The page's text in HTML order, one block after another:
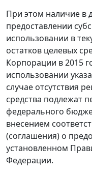
При этом наличие в
предоставлении
использовании в
остатков целевых
Корпорации в 2015
использовании
случае отсутствия
средства подлежат
федерального
внесением
(соглашения) о
установленном
Федерации.